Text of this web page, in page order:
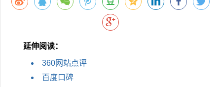
延伸阅读：
360网站点评
百度口碑